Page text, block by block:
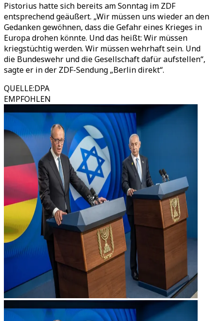
Pistorius hatte sich bereits am Sonntag im ZDF
entsprechend geäußert. „Wir müssen uns wieder an den
Gedanken gewöhnen, dass die Gefahr eines Krieges in
Europa drohen könnte. Und das heißt: Wir müssen
kriegstüchtig werden. Wir müssen wehrhaft sein. Und
die Bundeswehr und die Gesellschaft dafür aufstellen“,
sagte er in der ZDF-Sendung „Berlin direkt“.
QUELLE:DPA
EMPFOHLEN